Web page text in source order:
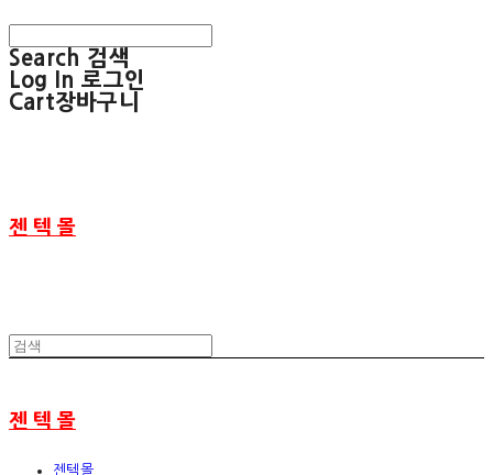
Search 검색
Log In 로그인
Cart장바구니
젠 텍 몰
젠 텍 몰
젠텍몰